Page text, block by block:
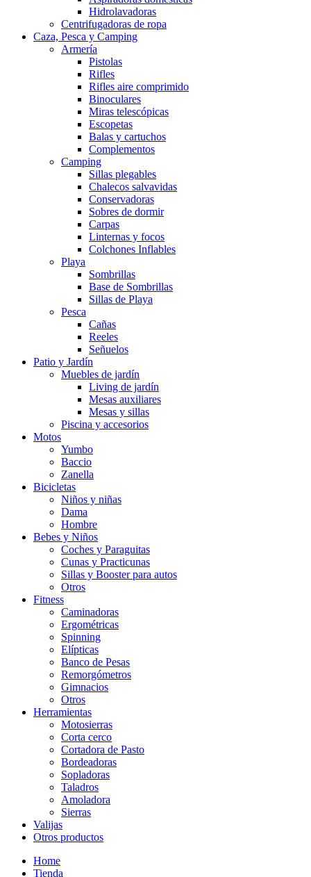
Hidrolavadoras
Centrifugadoras de ropa
Caza, Pesca y Camping
Armería
Pistolas
Rifles
Rifles aire comprimido
Binoculares
Miras telescópicas
Escopetas
Balas y cartuchos
Complementos
Camping
Sillas plegables
Chalecos salvavidas
Conservadoras
Sobres de dormir
Carpas
Linternas y focos
Colchones Inflables
Playa
Sombrillas
Base de Sombrillas
Sillas de Playa
Pesca
Cañas
Reeles
Señuelos
Patio y Jardín
Muebles de jardín
Living de jardín
Mesas auxiliares
Mesas y sillas
Piscina y accesorios
Motos
Yumbo
Baccio
Zanella
Bicicletas
Niños y niñas
Dama
Hombre
Bebes y Niños
Coches y Paraguitas
Cunas y Practicunas
Sillas y Booster para autos
Otros
Fitness
Caminadoras
Ergométricas
Spinning
Elípticas
Banco de Pesas
Remorgómetros
Gimnacios
Otros
Herramientas
Motosierras
Corta cerco
Cortadora de Pasto
Bordeadoras
Sopladoras
Taladros
Amoladora
Sierras
Valijas
Otros productos
Home
Tienda